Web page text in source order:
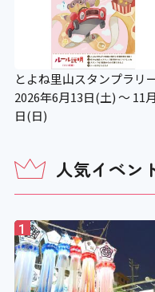
とよね里山スタンプラリ
2026年6月13日(土) ～ 11
日(日)
人気イベン
1